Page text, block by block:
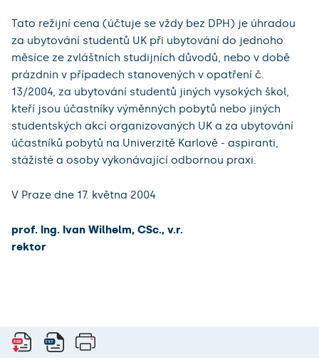
Tato režijní cena (účtuje se vždy bez DPH) je úhradou
za ubytování studentů UK při ubytování do jednoho
měsíce ze zvláštních studijních důvodů, nebo v době
prázdnin v případech stanovených v opatření č.
13/2004, za ubytování studentů jiných vysokých škol,
kteří jsou účastníky výměnných pobytů nebo jiných
studentských akcí organizovaných UK a za ubytování
účastníků pobytů na Univerzitě Karlově - aspiranti,
stážisté a osoby vykonávající odbornou praxi.
V Praze dne 17. května 2004
prof. Ing. Ivan Wilhelm, CSc., v.r.
rektor